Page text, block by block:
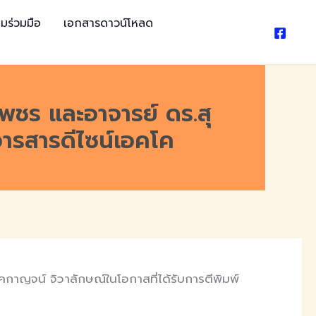
ร่วมมือ เอกสารดาวน์โหลด
ร และอาจารย์ ดร.สุ
สารดีไซน์เอคโค
กาญจน์ จิวาลักษณ์ในโอกาสที่ได้รับการตีพิมพ์